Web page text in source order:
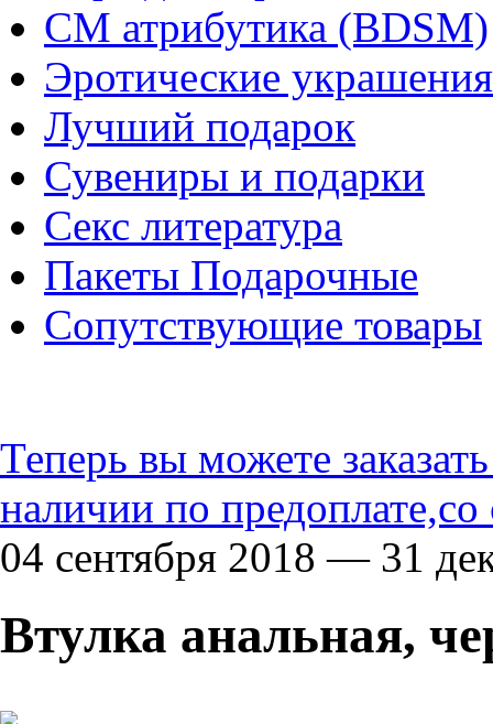
СМ атрибутика (BDSM)
Эротические
Лучший подарок
Сувениры и подарки
Секс литература
Пакеты Подарочные
Сопутствующие товары
Теперь вы можете
наличии по предоплате,со
04 сентября 2018 — 31
Втулка анальная,